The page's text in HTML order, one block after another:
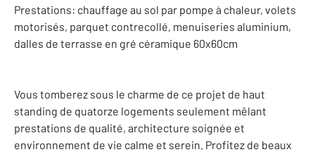
Prestations: chauffage au sol par pompe à chaleur, volets
motorisés, parquet contrecollé, menuiseries aluminium,
dalles de terrasse en gré céramique 60x60cm
Vous tomberez sous le charme de ce projet de haut
standing de quatorze logements seulement mêlant
prestations de qualité, architecture soignée et
environnement de vie calme et serein. Profitez de beaux